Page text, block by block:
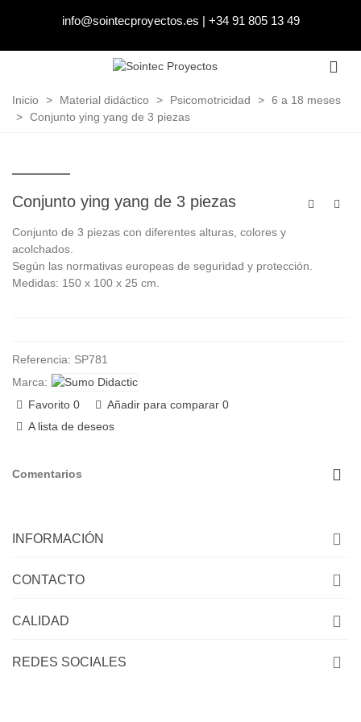
info@sointecproyectos.es | +34 91 805 13 49
Inicio > Material didáctico > Psicomotricidad > 6 a 18 meses
> Conjunto ying yang de 3 piezas
Conjunto ying yang de 3 piezas
Conjunto de 3 piezas con diferentes alturas, colores y
acolchados.
Según las normativas europeas de seguridad y protección.
Medidas: 150 x 100 x 25 cm.
Referencia: SP781
Marca:
Favorito 0 Añadir para comparar 0
A lista de deseos
Comentarios
INFORMACIÓN
CONTACTO
CALIDAD
REDES SOCIALES